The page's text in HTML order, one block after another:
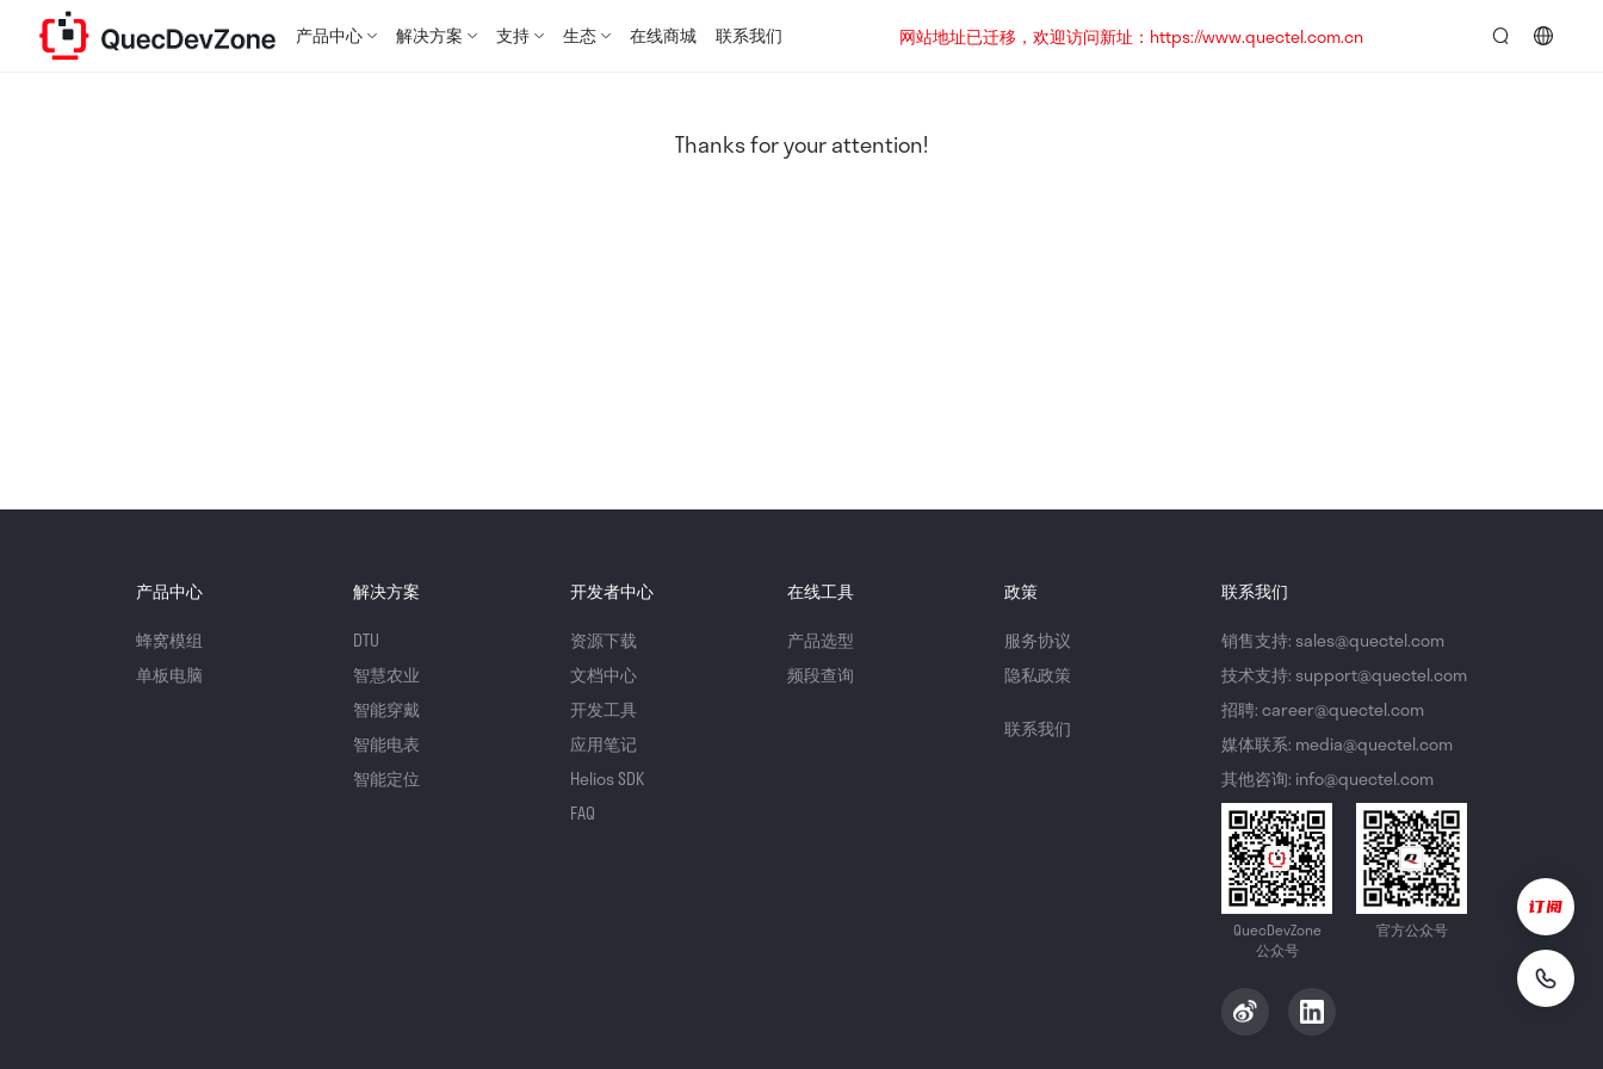
产品中心 解决方案 支持 生态 在线商城 联系我们
网站地址已迁移，欢迎访问新址：https://www.quectel.com.cn
Thanks for your attention!
产品中心
蜂窝模组
单板电脑
解决方案
DTU
智慧农业
智能穿戴
智能电表
智能定位
开发者中心
资源下载
文档中心
开发工具
应用笔记
Helios SDK
FAQ
在线工具
产品选型
频段查询
政策
服务协议
隐私政策
联系我们
联系我们
销售支持: sales@quectel.com
技术支持: support@quectel.com
招聘: career@quectel.com
媒体联系: media@quectel.com
其他咨询: info@quectel.com
QuecDevZone
公众号
官方公众号